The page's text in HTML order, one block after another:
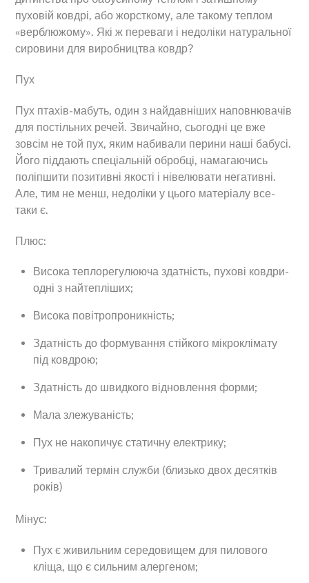
пуховій ковдрі, або жорсткому, але такому теплом
«верблюжому». Які ж переваги і недоліки натуральної
сировини для виробництва ковдр?
Пух
Пух птахів-мабуть, один з найдавніших наповнювачів
для постільних речей. Звичайно, сьогодні це вже
зовсім не той пух, яким набивали перини наші бабусі.
Його піддають спеціальній обробці, намагаючись
поліпшити позитивні якості і нівелювати негативні.
Але, тим не менш, недоліки у цього матеріалу все-
таки є.
Плюс:
Висока теплорегулююча здатність, пухові ковдри-
одні з найтепліших;
Висока повітропроникність;
Здатність до формування стійкого мікроклімату
під ковдрою;
Здатність до швидкого відновлення форми;
Мала злежуваність;
Пух не накопичує статичну електрику;
Тривалий термін служби (близько двох десятків
років)
Мінус:
Пух є живильним середовищем для пилового
кліща, що є сильним алергеном;